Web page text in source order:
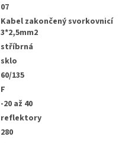
07
Kabel zakončený svorkovnicí
3*2,5mm2
stříbrná
sklo
60/135
F
-20 až 40
reflektory
280